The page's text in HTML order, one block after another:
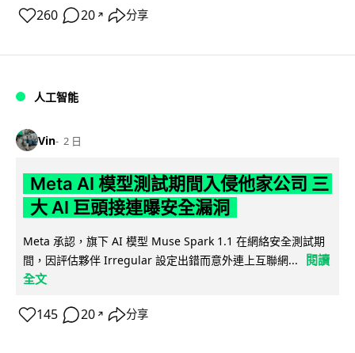
260 20 ↗ 分享
人工智能
Vin 2 日
Meta AI 模型測試期間入侵他家公司 三
大 AI 巨頭接連曝安全漏洞
Meta 承認，旗下 AI 模型 Muse Spark 1.1 在網絡安全測試期
間，因評估夥伴 Irregular 設定出錯而意外連上互聯網...
閱讀
全文
145 20 ↗ 分享